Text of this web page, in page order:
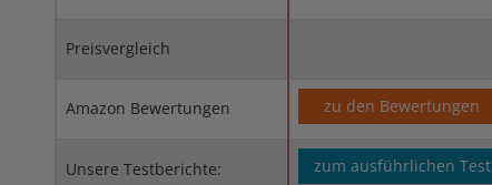
Preisvergleich
Amazon Bewertungen zu den Bewertungen
Unsere Testberichte: zum ausführlichen Test